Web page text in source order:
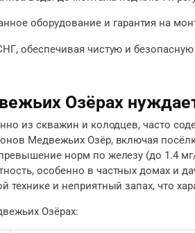
оборудование и гарантия на
обеспечивая чистую и
Озёрах
из скважин и колодцев, часто
Медвежьих Озёр, включая
норм по железу (до 1.4
особенно в частных домах и
технике и неприятный запах, что
Озёрах: